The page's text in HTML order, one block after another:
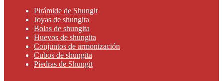
Pirámide de Shungit
Joyas de shungita
Bolas de shungita
Huevos de shungita
Conjuntos de armonización
Cubos de shungita
Piedras de Shungit